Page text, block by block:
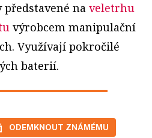
na veletrhu
výrobcem manipulační
Využívají pokročilé
baterií.
ODEMKNOUT ZNÁMÉMU